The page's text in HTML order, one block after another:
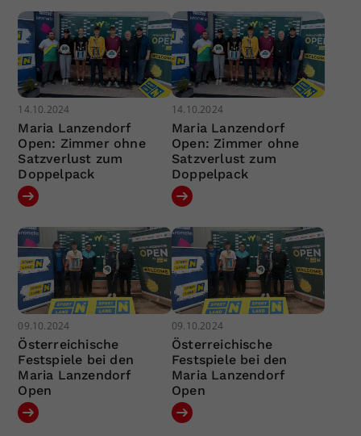
14.10.2024
Maria Lanzendorf
Open: Zimmer ohne
Satzverlust zum
Doppelpack
14.10.2024
Maria Lanzendorf
Open: Zimmer ohne
Satzverlust zum
Doppelpack
09.10.2024
Österreichische
Festspiele bei den
Maria Lanzendorf
Open
09.10.2024
Österreichische
Festspiele bei den
Maria Lanzendorf
Open